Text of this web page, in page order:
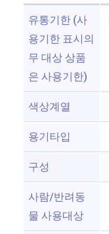
유통기한 (사
용기한 표시의
무 대상 상품
은 사용기한)
색상계열
용기타입
구성
사람/반려동
물 사용대상